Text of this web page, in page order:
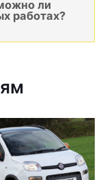
ли
работах?